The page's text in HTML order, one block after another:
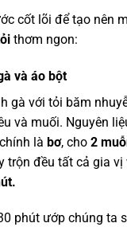
cốt lõi để tạo nên
thơm ngon:
và áo bột
gà với tỏi băm
và muối. Nguyên
là bơ, cho 2
trộn đều tất cả gia vị
phút ướp chúng ta